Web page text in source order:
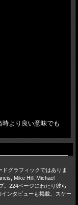
より良い意味でも
グラフィックではありま
Mike Hill, Michael
。224ページにわたり彼ら
ンタビューも掲載。スケー